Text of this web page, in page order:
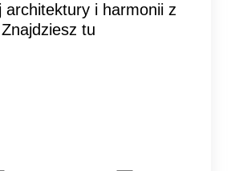
architektury i harmonii z
tu